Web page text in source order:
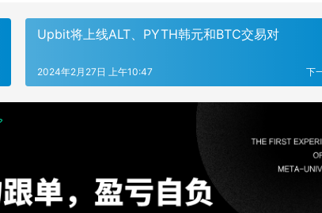
Upbit将上线ALT、PYTH韩元和BTC交易对
下
2024年2月27日 上午10:47